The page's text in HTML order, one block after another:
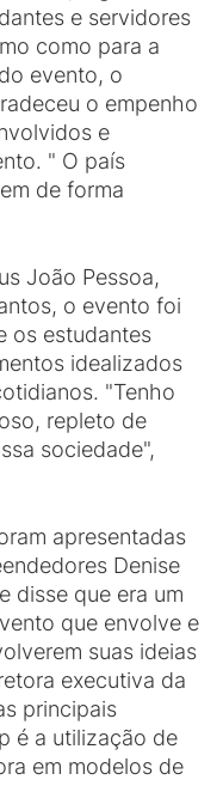
e servidores
como para a
evento, o
o empenho
e
" O país
de forma
João Pessoa,
o evento foi
os estudantes
idealizados
"Tenho
repleto de
sociedade",
apresentadas
Denise
disse que era um
que envolve e
suas ideias
executiva da
principais
é a utilização de
em modelos de